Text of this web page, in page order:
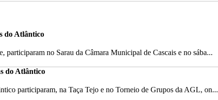
do Atlântico
participaram no Sarau da Câmara Municipal de Cascais e no sába...
do Atlântico
participaram, na Taça Tejo e no Torneio de Grupos da AGL, on...